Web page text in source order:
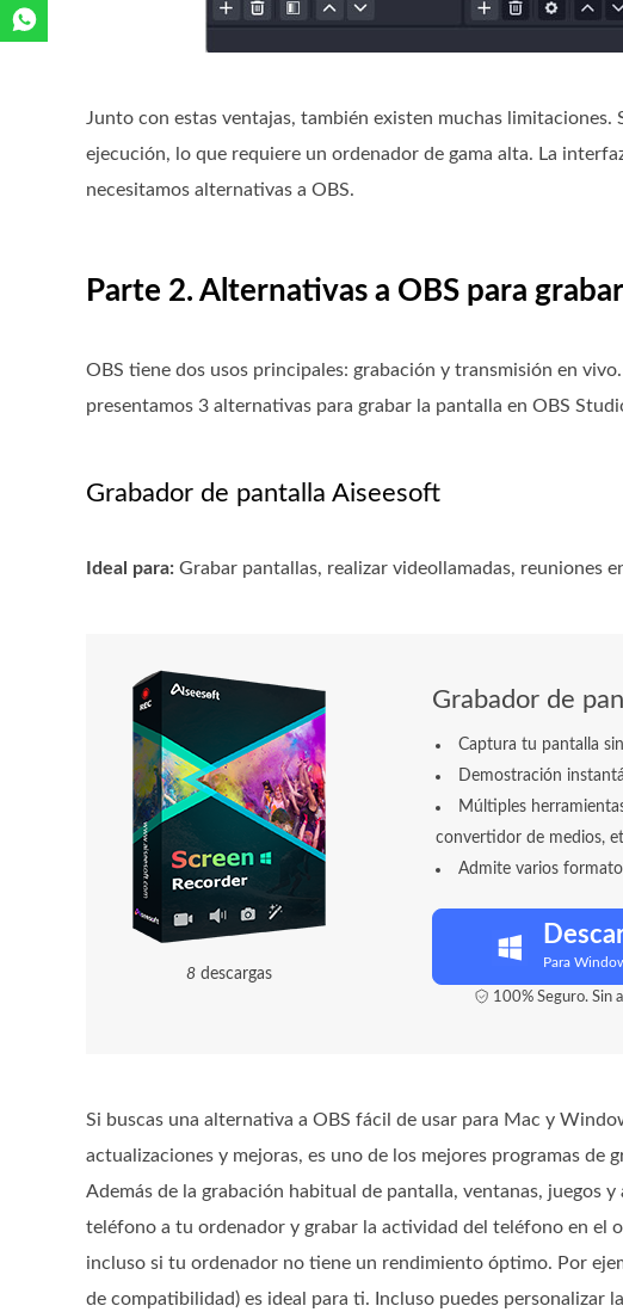
Junto con estas ventajas, también existen muchas
ejecución, lo que requiere un ordenador de gama alta. La
necesitamos alternativas a OBS.
Parte 2. Alternativas a OBS para
OBS tiene dos usos principales: grabación y transmisión en
presentamos 3 alternativas para grabar la pantalla en OBS
Grabador de pantalla Aiseesoft
Ideal para: Grabar pantallas, realizar videollamadas, reuniones
13 descargas
Grabador de
Captura tu pantalla
Demostración
Múltiples
convertidor de medios,
Admite varios
Para
100% Seguro. Sin
Si buscas una alternativa a OBS fácil de usar para Mac y
actualizaciones y mejoras, es uno de los mejores programas de
Además de la grabación habitual de pantalla, ventanas, juegos
teléfono a tu ordenador y grabar la actividad del teléfono en el
incluso si tu ordenador no tiene un rendimiento óptimo. Por
de compatibilidad) es ideal para ti. Incluso puedes personalizar